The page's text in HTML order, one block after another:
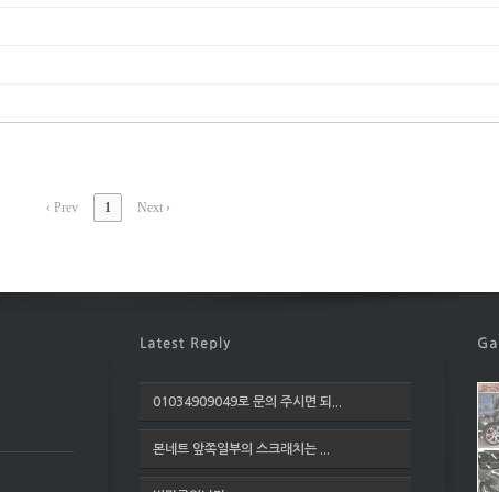
‹ Prev 1 Next ›
01034909049로 문의 주시면 되...
본네트 앞쪽일부의 스크래치는 ...